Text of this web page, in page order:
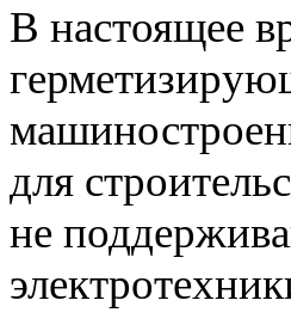
В настоящее
для
не